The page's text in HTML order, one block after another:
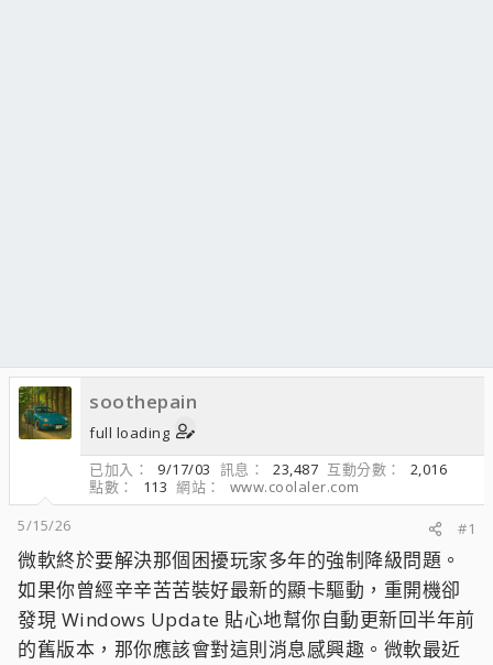
soothepain
full loading
已加入
9/17/03 訊息 23,487 互動分數
2,016
點數
113 網站
www.coolaler.com
5/15/26
#1
微軟終於要解決那個困擾玩家多年的強制降級問題。
如果你曾經辛辛苦苦裝好最新的顯卡驅動，重開機卻
發現 Windows Update 貼心地幫你自動更新回半年前
的舊版本，那你應該會對這則消息感興趣。微軟最近